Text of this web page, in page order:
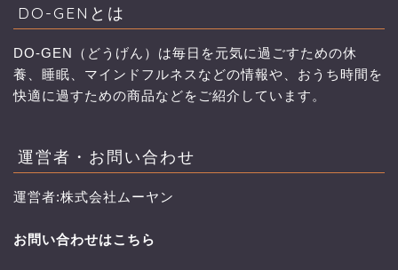
DO-GENとは
DO-GEN（どうげん）は毎日を元気に過ごすための休
養、睡眠、マインドフルネスなどの情報や、おうち時間を
快適に過すための商品などをご紹介しています。
運営者・お問い合わせ
運営者:株式会社ムーヤン
お問い合わせはこちら